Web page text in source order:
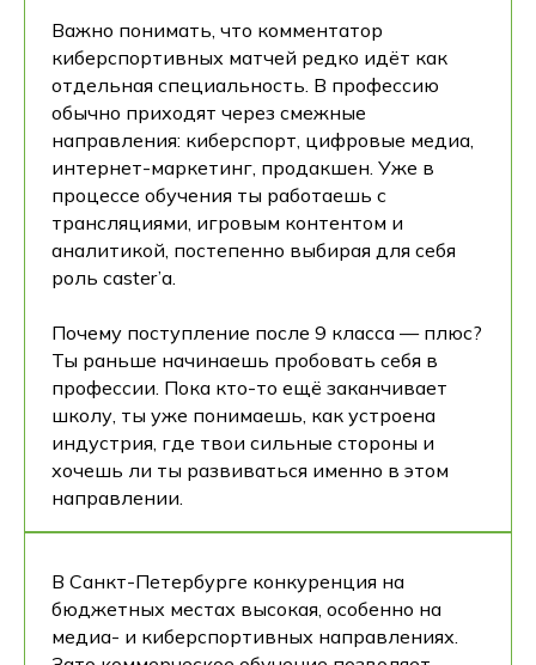
Важно понимать, что комментатор
киберспортивных матчей редко идёт как
отдельная специальность. В профессию
обычно приходят через смежные
направления: киберспорт, цифровые медиа,
интернет-маркетинг, продакшен. Уже в
процессе обучения ты работаешь с
трансляциями, игровым контентом и
аналитикой, постепенно выбирая для себя
роль caster’а.
Почему поступление после 9 класса — плюс?
Ты раньше начинаешь пробовать себя в
профессии. Пока кто-то ещё заканчивает
школу, ты уже понимаешь, как устроена
индустрия, где твои сильные стороны и
хочешь ли ты развиваться именно в этом
направлении.
В Санкт-Петербурге конкуренция на
бюджетных местах высокая, особенно на
медиа- и киберспортивных направлениях.